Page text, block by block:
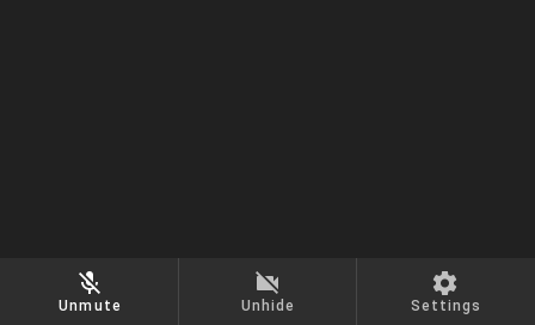
Unmute Unhide Settings